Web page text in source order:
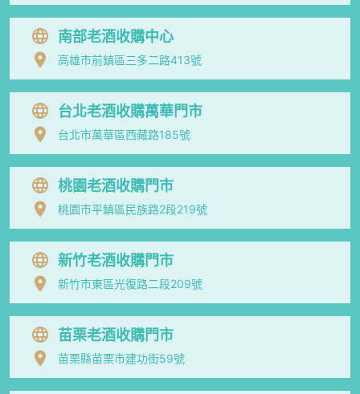
南部老酒收購中心
高雄市前鎮區三多二路413號
台北老酒收購萬華門市
台北市萬華區西藏路185號
桃園老酒收購門市
桃園市平鎮區民族路2段219號
新竹老酒收購門市
新竹市東區光復路二段209號
苗栗老酒收購門市
苗栗縣苗栗市建功街59號